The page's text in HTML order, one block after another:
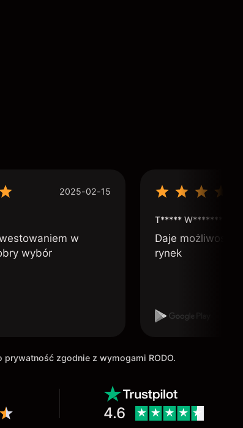
2025-02-15
w
wybór
T*****
Daje możliwość
rynek
zgodnie z wymogami RODO.
4.6